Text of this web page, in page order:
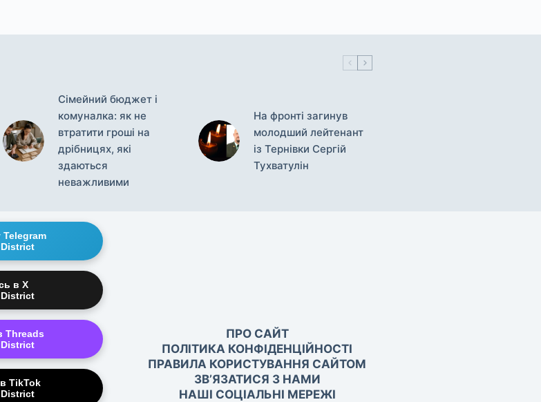
Сімейний бюджет і
комуналка: як не
втратити гроші на
дрібницях, які
здаються
неважливими
На фронті загинув
молодший лейтенант
із Тернівки Сергій
Тухватулін
в X
Threads
TikTok
ПРО САЙТ
ПОЛІТИКА КОНФІДЕНЦІЙНОСТІ
ПРАВИЛА КОРИСТУВАННЯ САЙТОМ
ЗВ’ЯЗАТИСЯ З НАМИ
НАШІ СОЦІАЛЬНІ МЕРЕЖІ